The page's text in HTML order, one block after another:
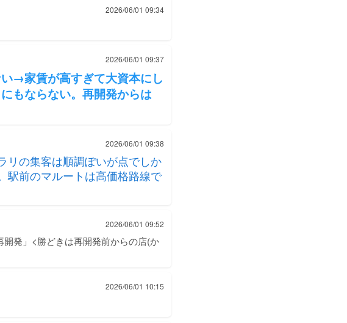
2026/06/01 09:34
2026/06/01 09:37
→家賃が高すぎて大資本にし
もならない。再開発からは
2026/06/01 09:38
リの集客は順調ぽいが点でしか
駅前のマルートは高価格路線で
2026/06/01 09:52
開発」<勝どきは再開発前からの店(か
2026/06/01 10:15